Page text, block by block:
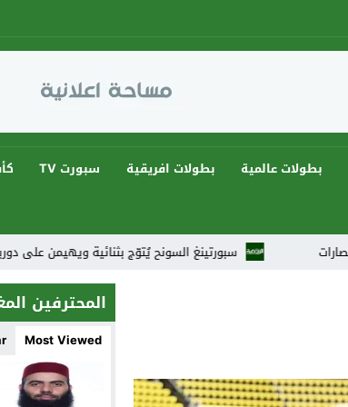
بطولات عالمية بطولات افريقية سبورت TV
سبورتينغ السونح يُتوّج بثنائية ويهيمن على دوريات رمضان 2026 في أجواء كروية استثنائية
المحترفين
Most Viewed